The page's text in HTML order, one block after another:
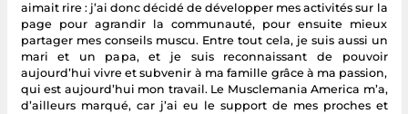
aimait rire : j’ai donc décidé de développer mes activités sur la
page pour agrandir la communauté, pour ensuite mieux
partager mes conseils muscu. Entre tout cela, je suis aussi un
mari et un papa, et je suis reconnaissant de pouvoir
aujourd’hui vivre et subvenir à ma famille grâce à ma passion,
qui est aujourd’hui mon travail. Le Musclemania America m’a,
d’ailleurs marqué, car j’ai eu le support de mes proches et